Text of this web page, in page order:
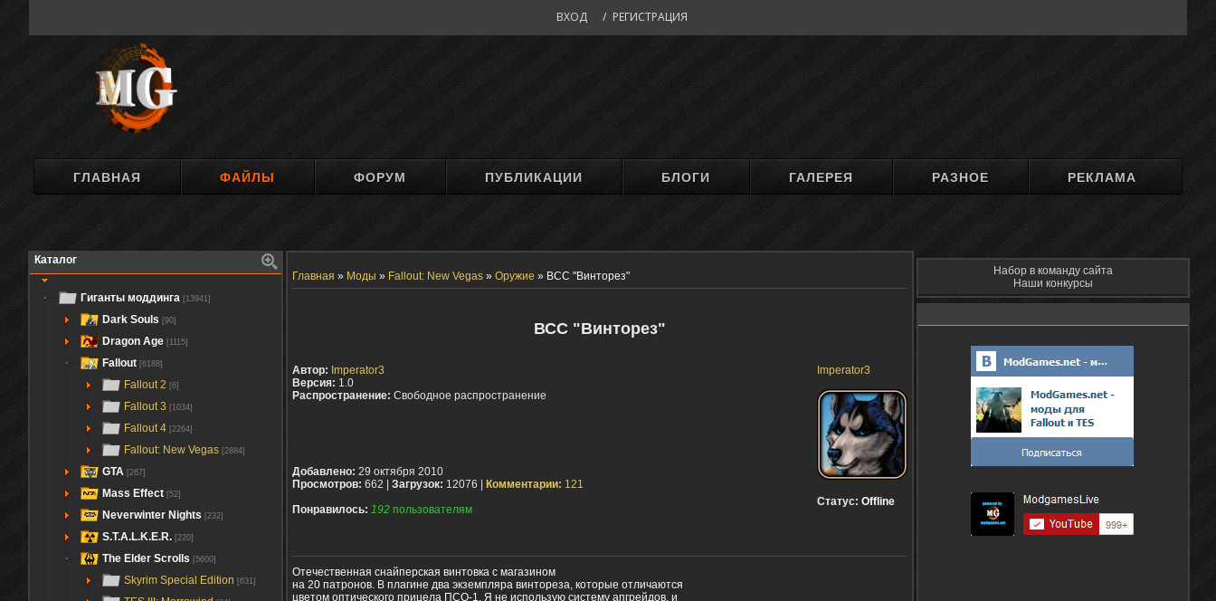
ВХОД / РЕГИСТРАЦИЯ
ГЛАВНАЯ ФАЙЛЫ ФОРУМ ПУБЛИКАЦИИ БЛОГИ ГАЛЕРЕЯ РАЗНОЕ РЕКЛАМА
Каталог
Гиганты моддинга [13941]
Dark Souls [90]
Dragon Age [1115]
Fallout [6188]
Fallout 2 [6]
Fallout 3 [1034]
Fallout 4 [2264]
Fallout: New Vegas [2884]
GTA [267]
Mass Effect [52]
Neverwinter Nights [232]
S.T.A.L.K.E.R. [220]
The Elder Scrolls [5600]
Skyrim Special Edition [631]
Главная » Моды » Fallout: New Vegas » Оружие » ВСС "Винторез"
ВСС "Винторез"
Imperator3
Статус: Offline
Автор: Imperator3
Версия: 1.0
Распространение: Свободное распространение
Добавлено: 29 октября 2010
Просмотров: 662 | Загрузок: 12076 | Комментарии: 121
Понравилось: 192 пользователям
Отечественная снайперская винтовка с магазином
на 20 патронов. В плагине два экземпляра винтореза, которые отличаются
цветом оптического прицела ПСО-1. Я не использую систему апгрейдов, и
Набор в команду сайта
Наши конкурсы